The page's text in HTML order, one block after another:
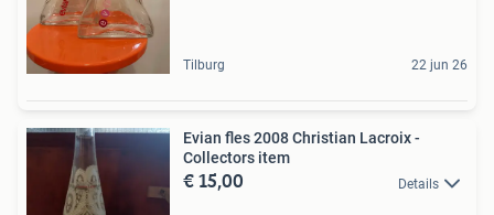
Tilburg 22 jun 26
Evian fles 2008 Christian Lacroix -
Collectors item
€ 15,00 Details